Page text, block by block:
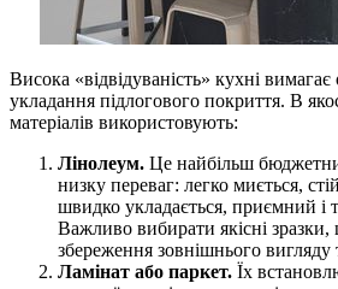
Висока «відвідуваність» кухні
укладання підлогового покриття. В
матеріалів використовують:
Лінолеум. Це найбільш
низку переваг: легко миється,
швидко укладається, приємний і
Важливо вибирати якісні
збереження зовнішнього вигляду
Ламінат або паркет. Їх